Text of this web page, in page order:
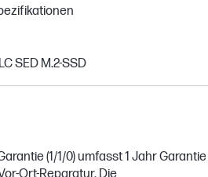
SED M.2-SSD
(1/1/0) umfasst 1 Jahr Garantie
Ort-Reparatur. Die